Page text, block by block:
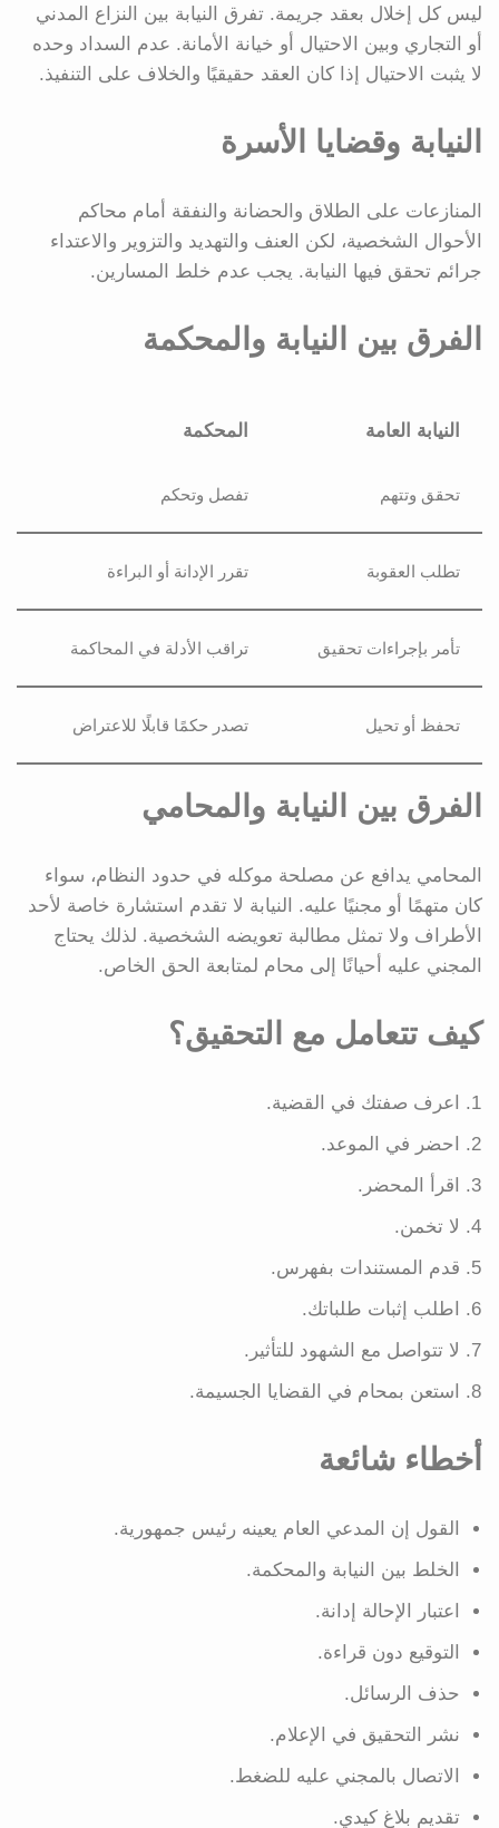
ليس كل إخلال بعقد جريمة. تفرق النيابة بين النزاع المدني
أو التجاري وبين الاحتيال أو خيانة الأمانة. عدم السداد وحده
لا يثبت الاحتيال إذا كان العقد حقيقيًا والخلاف على التنفيذ.
النيابة وقضايا الأسرة
المنازعات على الطلاق والحضانة والنفقة أمام محاكم
الأحوال الشخصية، لكن العنف والتهديد والتزوير والاعتداء
جرائم تحقق فيها النيابة. يجب عدم خلط المسارين.
الفرق بين النيابة والمحكمة
النيابة العامة المحكمة
تحقق وتتهم تفصل وتحكم
تطلب العقوبة تقرر الإدانة أو البراءة
تأمر بإجراءات تحقيق تراقب الأدلة في المحاكمة
تحفظ أو تحيل تصدر حكمًا قابلًا للاعتراض
الفرق بين النيابة والمحامي
المحامي يدافع عن مصلحة موكله في حدود النظام، سواء
كان متهمًا أو مجنيًا عليه. النيابة لا تقدم استشارة خاصة لأحد
الأطراف ولا تمثل مطالبة تعويضه الشخصية. لذلك يحتاج
المجني عليه أحيانًا إلى محام لمتابعة الحق الخاص.
كيف تتعامل مع التحقيق؟
اعرف صفتك في القضية.
احضر في الموعد.
اقرأ المحضر.
لا تخمن.
قدم المستندات بفهرس.
اطلب إثبات طلباتك.
لا تتواصل مع الشهود للتأثير.
استعن بمحام في القضايا الجسيمة.
أخطاء شائعة
القول إن المدعي العام يعينه رئيس جمهورية.
الخلط بين النيابة والمحكمة.
اعتبار الإحالة إدانة.
التوقيع دون قراءة.
حذف الرسائل.
نشر التحقيق في الإعلام.
الاتصال بالمجني عليه للضغط.
تقديم بلاغ كيدي.